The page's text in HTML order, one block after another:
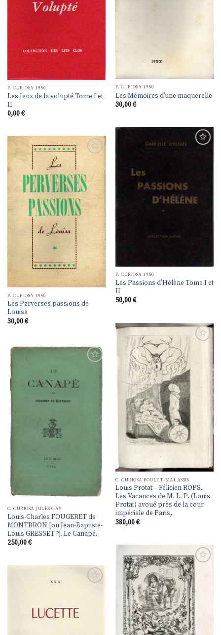
F. CURIOSA 1950
Les Jeux de la volupté Tome I et
II
0,00€
F. CURIOSA 1950
Les Mémoires d’une maquerelle
30,00€
Ajouter
à la
F. CURIOSA 1950
Les Passions d’Hélène Tome I et
II
50,00€
Ajouter
à la
liste de
souhaits
F. CURIOSA 1950
Les Pzrverses passions de
Louisa
30,00€
Ajouter
souhaits
C. CURIOSA POULET-MALASSIS
Louis Protat – Félicien ROPS.
Les Vacances de M. L. P. (Louis
Protat) avoué près de la cour
impériale de Paris,
380,00€
C. CURIOSA JULES GAY
Louis-Charles FOUGERET de
MONTBRON [ou Jean-Baptiste-
Louis GRESSET ?]. Le Canapé.
250,00€
Ajouter
à la
liste de
souhaits